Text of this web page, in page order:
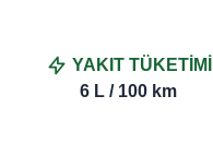
YAKIT TÜKETİMİ
6 L / 100 km